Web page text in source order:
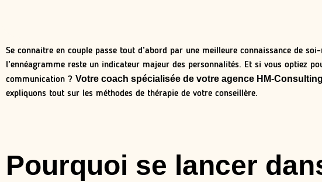
Se connaitre en couple passe tout d’abord par une meilleure connaissance de
l’ennéagramme reste un indicateur majeur des personnalités. Et si vous optiez
communication ? Votre coach spécialisée de votre agence HM-
expliquons tout sur les méthodes de thérapie de votre conseillère.
Pourquoi se lancer